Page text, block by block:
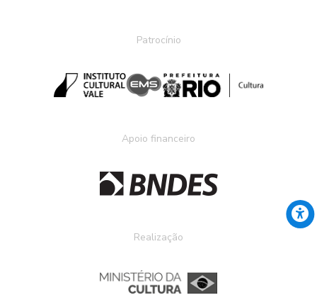
Patrocínio
Apoio financeiro
Realização